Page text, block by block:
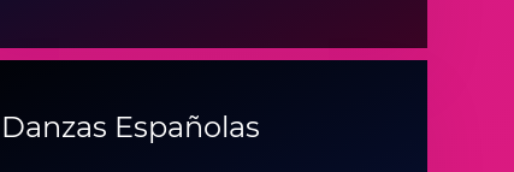
Danzas Españolas